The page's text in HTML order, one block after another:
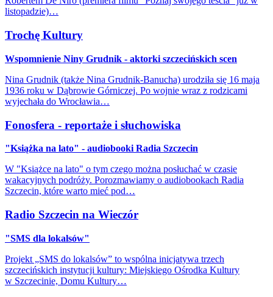
listopadzie)…
Trochę Kultury
Wspomnienie Niny Grudnik - aktorki szczecińskich scen
Nina Grudnik (także Nina Grudnik-Banucha) urodziła się 16 maja
1936 roku w Dąbrowie Górniczej. Po wojnie wraz z rodzicami
wyjechała do Wrocławia…
Fonosfera - reportaże i słuchowiska
"Książka na lato" - audiobooki Radia Szczecin
W "Książce na lato" o tym czego można posłuchać w czasie
wakacyjnych podróży. Porozmawiamy o audiobookach Radia
Szczecin, które warto mieć pod…
Radio Szczecin na Wieczór
"SMS dla lokalsów"
Projekt „SMS do lokalsów” to wspólna inicjatywa trzech
szczecińskich instytucji kultury: Miejskiego Ośrodka Kultury
w Szczecinie, Domu Kultury…